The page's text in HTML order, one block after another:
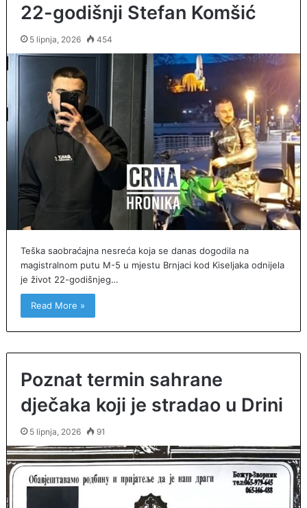
22-godišnji Stefan Komšić
5 lipnja, 2026 454
Teška saobraćajna nesreća koja se danas dogodila na
magistralnom putu M-5 u mjestu Brnjaci kod Kiseljaka odnijela
je život 22-godišnjeg…
Read More »
Poznat termin sahrane
dječaka koji je stradao u Drini
5 lipnja, 2026 91